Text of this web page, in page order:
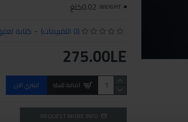
WEIGHT: 0.02كلغ
(0 التقييمات) - كتابة
275.00LE
اضافة للسلة اشتري الان
REQUEST MORE INFO